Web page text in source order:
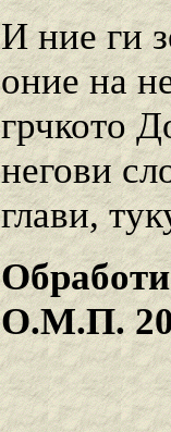
И ние ги
оние на
грчкото
негови
глави,
Обработи
О.М.П.